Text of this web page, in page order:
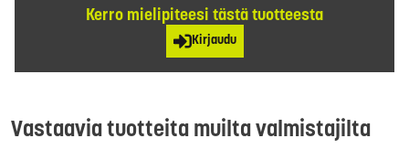
Kerro mielipiteesi tästä tuotteesta
Kirjaudu
Vastaavia tuotteita muilta valmistajilta